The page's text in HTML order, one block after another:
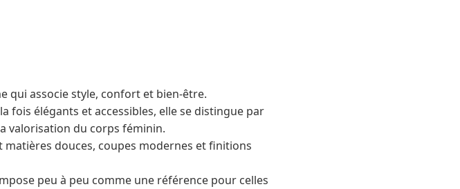
qui associe style, confort et bien-être.
fois élégants et accessibles, elle se distingue par
valorisation du corps féminin.
douces, coupes modernes et finitions
peu à peu comme une référence pour celles